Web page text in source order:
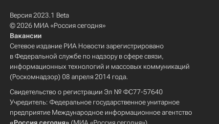
Версия 2023.1 Beta
© 2026 МИА «Россия сегодня»
Вакансии
Сетевое издание РИА Новости зарегистрировано
в Федеральной службе по надзору в сфере связи,
информационных технологий и массовых коммуникаций
(Роскомнадзор) 08 апреля 2014 года.
Свидетельство о регистрации Эл № ФС77-57640
Учредитель: Федеральное государственное унитарное
предприятие Международное информационное агентство